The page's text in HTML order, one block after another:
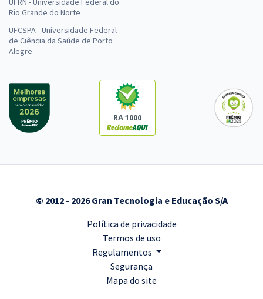
Rio Grande do Norte
UFCSPA - Universidade Federal
de Ciência da Saúde de Porto
Alegre
RA 1000
© 2012 - 2026 Gran Tecnologia e Educação S/A
Política de privacidade
Termos de uso
Regulamentos
Segurança
Mapa do site